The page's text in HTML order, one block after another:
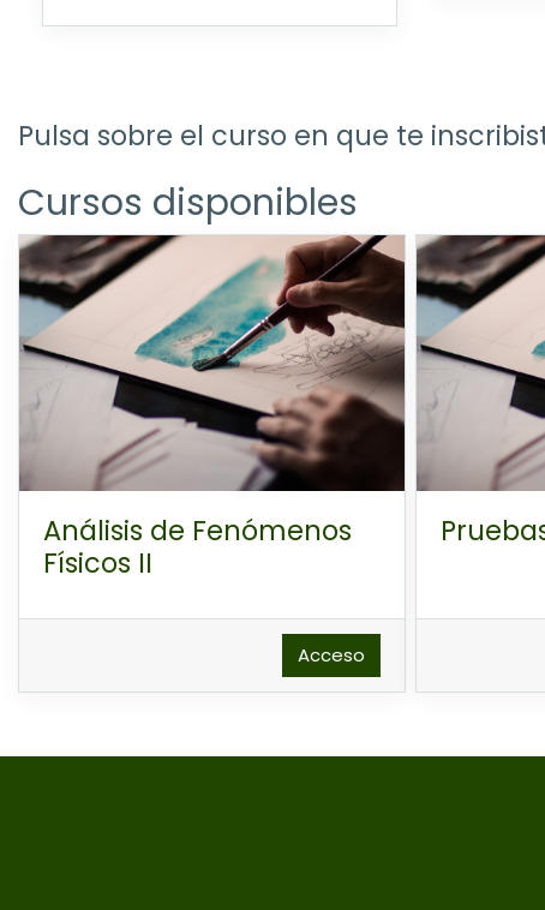
Pulsa sobre el curso en que te
Cursos disponibles
Análisis de Fenómenos
Físicos II
Acceso